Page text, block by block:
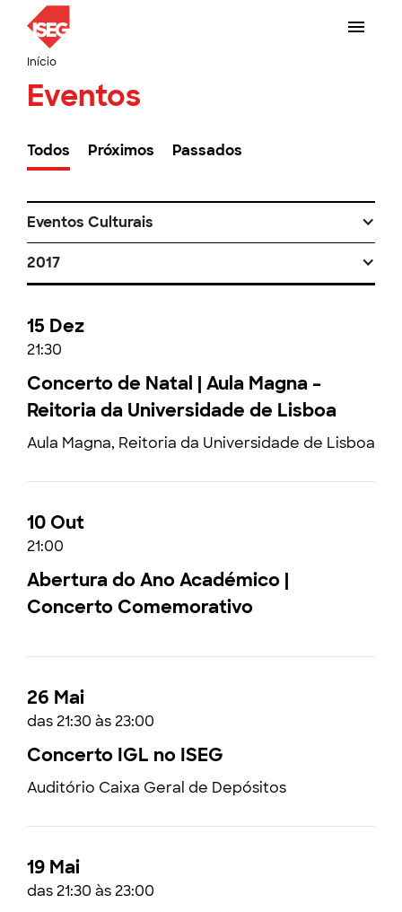
Início
Eventos
Todos Próximos Passados
Eventos Culturais
2017
15 Dez
21:30
Concerto de Natal | Aula Magna –
Reitoria da Universidade de Lisboa
Aula Magna, Reitoria da Universidade de Lisboa
10 Out
21:00
Abertura do Ano Académico |
Concerto Comemorativo
26 Mai
das 21:30 às 23:00
Concerto IGL no ISEG
Auditório Caixa Geral de Depósitos
19 Mai
das 21:30 às 23:00